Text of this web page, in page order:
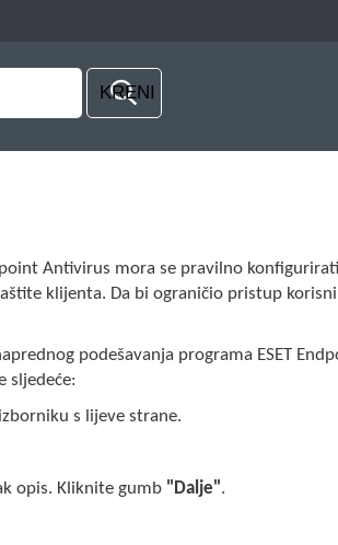
Antivirus mora se pravilno
klijenta. Da bi ograničio pristup
podešavanja programa ESET
sljedeće:
s lijeve strane.
opis. Kliknite gumb "Dalje".